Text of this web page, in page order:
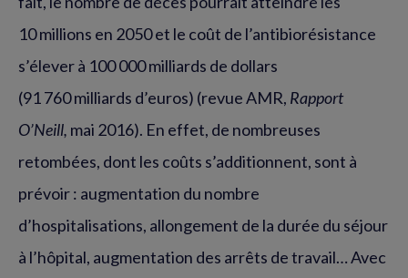
10 millions en 2050 et le coût de l’antibiorésistance
s’élever à 100 000 milliards de dollars
(91 760 milliards d’euros) (revue AMR, Rapport
O’Neill, mai 2016). En effet, de nombreuses
retombées, dont les coûts s’additionnent, sont à
prévoir : augmentation du nombre
d’hospitalisations, allongement de la durée du séjour
à l’hôpital, augmentation des arrêts de travail… Avec